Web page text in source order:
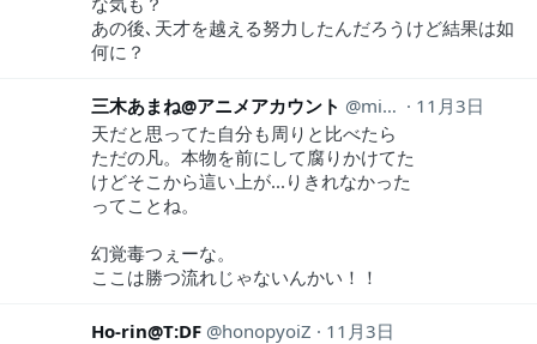
あの後､天才を越える努力したんだろうけど結果は如
何に？
三木あまね@アニメアカウント mikianimeaka
11月3日
天だと思ってた自分も周りと比べたら
ただの凡。本物を前にして腐りかけてた
けどそこから這い上が...りきれなかった
ってことね。
幻覚毒つぇーな。
ここは勝つ流れじゃないんかい！！
Ho-rin@T:DF honopyoiZ
11月3日